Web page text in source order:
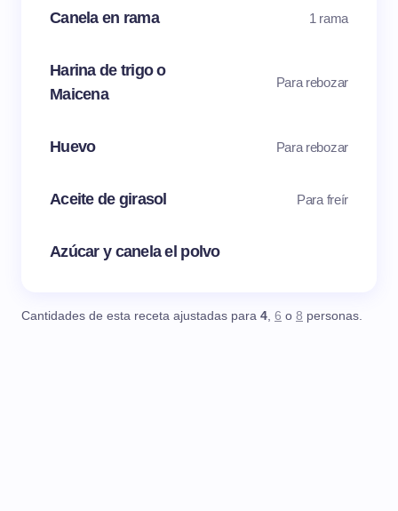
Canela en rama 1 rama
Harina de trigo o
Maicena
Para rebozar
Huevo Para rebozar
Aceite de girasol Para freír
Azúcar y canela el polvo
Cantidades de esta receta ajustadas para 4, 6 o 8 personas.